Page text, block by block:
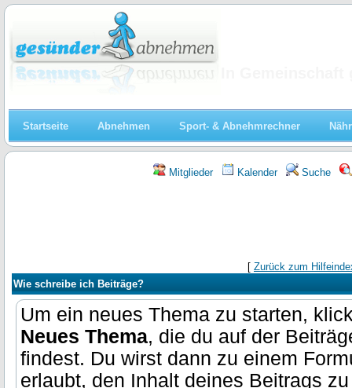
Startseite Abnehmen Sport- & Abnehmrechner
Mitglieder Kalender Suche
[ Zurück zum
Wie schreibe ich Beiträge?
Um ein neues Thema zu starten,
Neues Thema, die du auf der
findest. Du wirst dann zu einem
erlaubt, den Inhalt deines Beitrags